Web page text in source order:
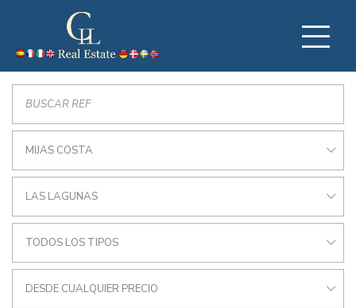
MIJAS COSTA
LAS LAGUNAS
TODOS LOS TIPOS
DESDE CUALQUIER PRECIO